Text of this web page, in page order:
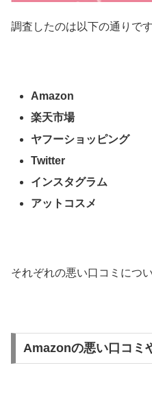
調査したのは以下の通りです
Amazon
楽天市場
ヤフーショッピング
Twitter
インスタグラム
アットコスメ
それぞれの悪い口コミにつ
Amazonの悪い口コミ